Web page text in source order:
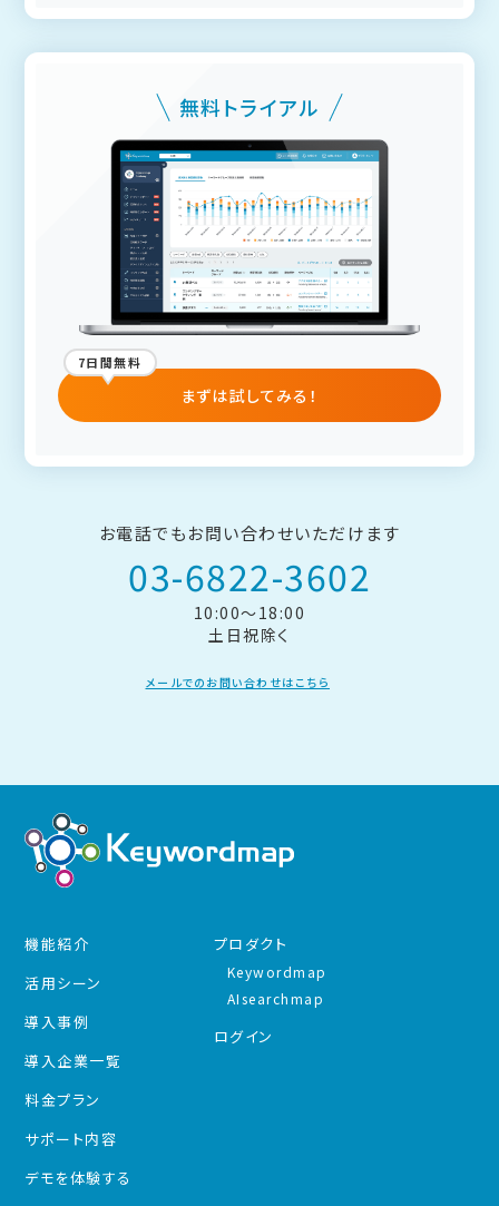
無料トライアル
まずは試してみる！
7日間無料
お電話でもお問い合わせいただけます
03-6822-3602
10:00～18:00
土日祝除く
メールでのお問い合わせはこちら
機能紹介
活用シーン
導入事例
導入企業一覧
料金プラン
サポート内容
デモを体験する
プロダクト
Keywordmap
AIsearchmap
ログイン